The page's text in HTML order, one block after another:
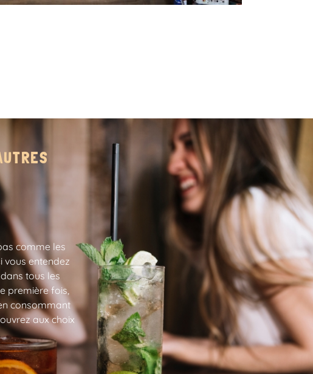
comme les
vous entendez
tous les
première fois,
consommant
aux choix